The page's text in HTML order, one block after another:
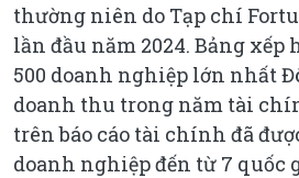
thường niên do Tạp chí
lần đầu năm 2024. Bảng
500 doanh nghiệp lớn nhất
doanh thu trong năm tài
trên báo cáo tài chính đã
doanh nghiệp đến từ 7 quốc